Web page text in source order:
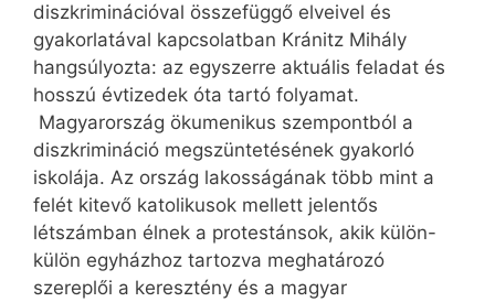
diszkriminációval összefüggő elveivel és
gyakorlatával kapcsolatban Kránitz Mihály
hangsúlyozta: az egyszerre aktuális feladat és
hosszú évtizedek óta tartó folyamat.
Magyarország ökumenikus szempontból a
diszkrimináció megszüntetésének gyakorló
iskolája. Az ország lakosságának több mint a
felét kitevő katolikusok mellett jelentős
létszámban élnek a protestánsok, akik külön-
külön egyházhoz tartozva meghatározó
szereplői a keresztény és a magyar